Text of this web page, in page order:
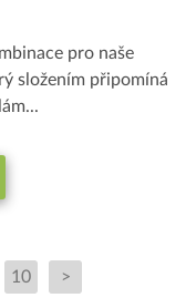
pro naše
složením připomíná
...
10 >